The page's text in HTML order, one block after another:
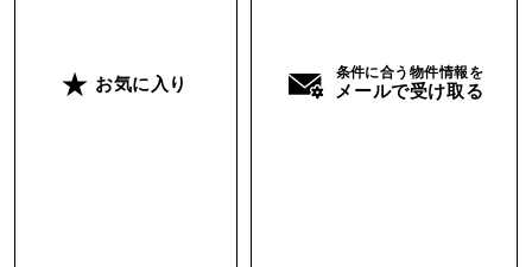
お気に入り
条件に合う物件情報を
メールで受け取る